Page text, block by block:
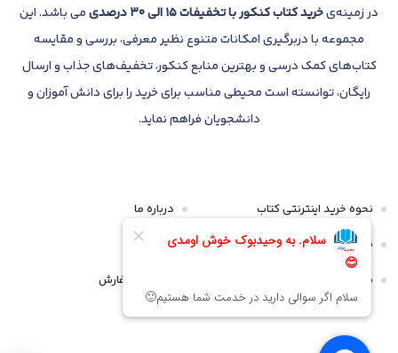
در زمینه‌یخرید کتاب کنکور با تخفیفات 15 الی 30 درصدی
می باشد. این
مجموعه با دربرگیری امکانات متنوع نظیر معرفی، بررسی و مقایسه
کتاب‌های کمک درسی و بهترین منابع کنکور، تخفیف‌های جذاب و ارسال
رایگان، توانسته است محیطی مناسب برای خرید را برای دانش آموزان و
دانشجویان فراهم نماید.
نحوه خرید اینترنتی کتاب
قوانین و مقررات
سیاست مرجوعی و عودت
درباره ما
تماس با ما
پیگیری سفارش